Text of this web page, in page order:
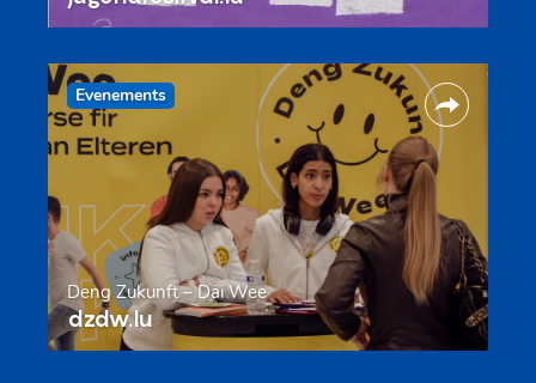
Evenements
Deng Zukunft – Däi Wee
dzdw.lu